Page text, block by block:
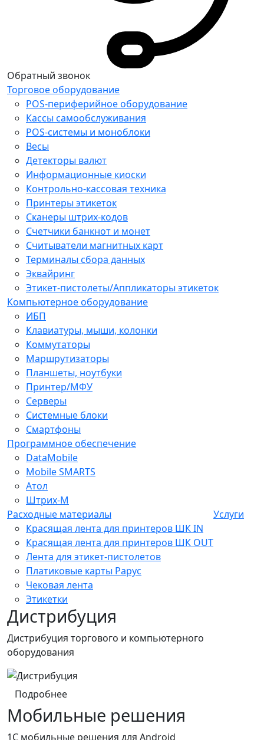
Обратный звонок
Торговое оборудование
POS-периферийное оборудование
Кассы самообслуживания
POS-системы и моноблоки
Весы
Детекторы валют
Информационные киоски
Контрольно-кассовая техника
Принтеры этикеток
Сканеры штрих-кодов
Счетчики банкнот и монет
Считыватели магнитных карт
Терминалы сбора данных
Эквайринг
Этикет-пистолеты/Аппликаторы этикеток
Компьютерное оборудование
ИБП
Клавиатуры, мыши, колонки
Коммутаторы
Маршрутизаторы
Планшеты, ноутбуки
Принтер/МФУ
Серверы
Системные блоки
Смартфоны
Программное обеспечение
DataMobile
Mobile SMARTS
Атол
Штрих-М
Расходные материалы
Красящая лента для принтеров ШК IN
Красящая лента для принтеров ШК OUT
Лента для этикет-пистолетов
Платиковые карты Рарус
Чековая лента
Этикетки
Услуги
Дистрибуция
Дистрибуция торгового и компьютерного
оборудования
Подробнее
Мобильные решения
1С мобильные решения для Android